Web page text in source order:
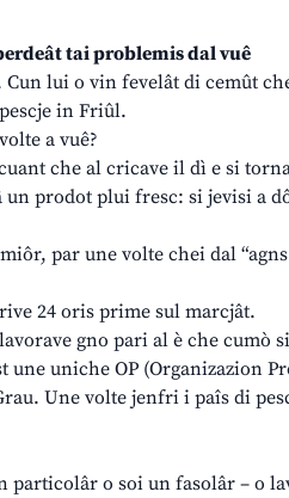
tai problemis dal vuê
Cun lui o vin fevelât di cemût
in Friûl.
a vuê?
che al cricave il dì e si
prodot plui fresc: si jevisi a
par une volte chei dal
24 oris prime sul marcjât.
gno pari al è che cumò
uniche OP (Organizazion
Une volte jenfri i paîs di
particolâr o soi un fasolâr – o